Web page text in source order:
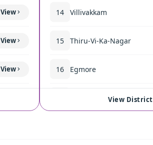
View
View
View
14 Villivakkam
15 Thiru-Vi-Ka-Nagar
16 Egmore
RoyapuramView District